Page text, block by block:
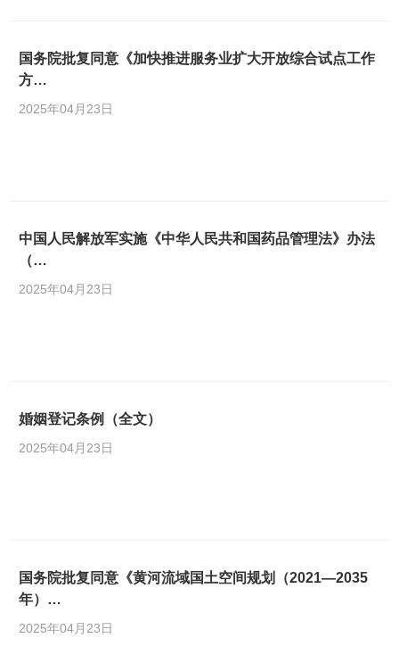
国务院批复同意《加快推进服务业扩大开放综合试点工作
方…
2025年04月23日
中国人民解放军实施《中华人民共和国药品管理法》办法
（…
2025年04月23日
婚姻登记条例（全文）
2025年04月23日
国务院批复同意《黄河流域国土空间规划（2021—2035
年）…
2025年04月23日